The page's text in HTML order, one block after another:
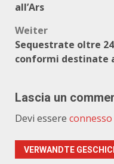
all’Ars
Weiter
Sequestrate oltre
conformi destinate
Lascia un
Devi essere connesso
VERWANDTE